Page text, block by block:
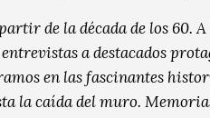
de la década de los 60.
a destacados
en las fascinantes
la caída del muro.